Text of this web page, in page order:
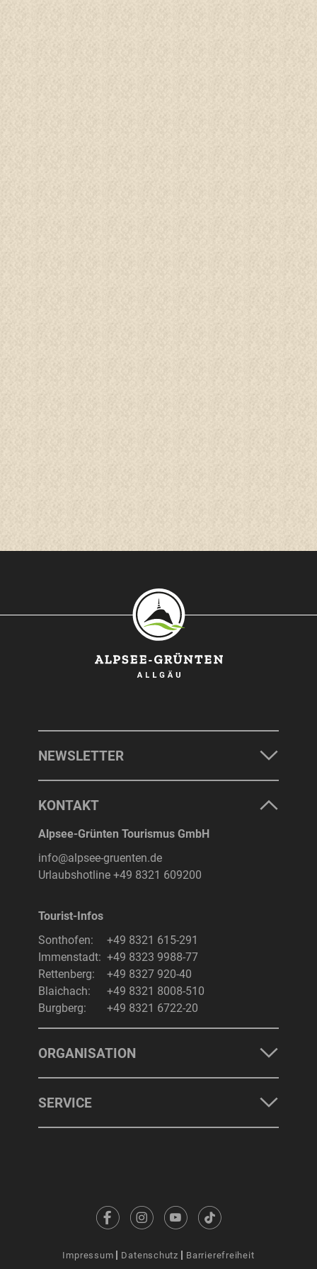
NEWSLETTER
KONTAKT
Alpsee-Grünten Tourismus GmbH
info@alpsee-gruenten.de
Urlaubshotline +49 8321 609200
Tourist-Infos
Sonthofen:
+49 8321 615-291
Immenstadt: +49 8323 9988-77
Rettenberg:
+49 8327 920-40
Blaichach:
+49 8321 8008-510
Burgberg:
+49 8321 6722-20
ORGANISATION
SERVICE
Impressum Datenschutz Barrierefreiheit